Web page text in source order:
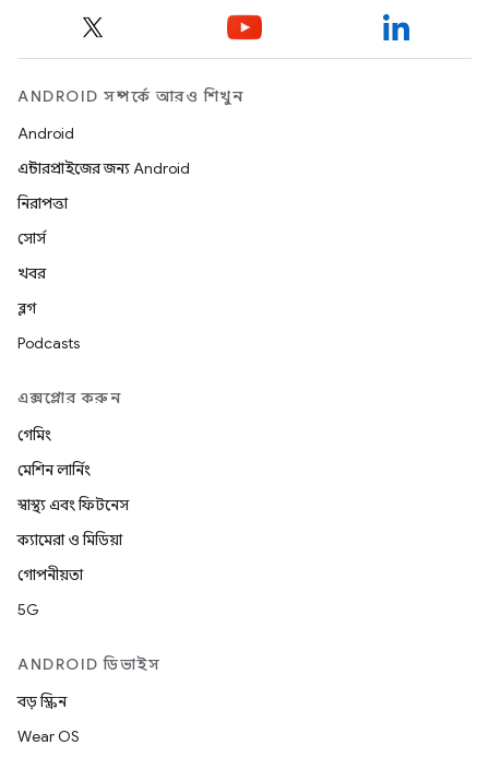
ANDROID সম্পর্কে আরও শিখুন
Android
এন্টারপ্রাইজের জন্য Android
নিরাপত্তা
সোর্স
খবর
ব্লগ
Podcasts
এক্সপ্লোর করুন
গেমিং
মেশিন লার্নিং
স্বাস্থ্য এবং ফিটনেস
ক্যামেরা ও মিডিয়া
গোপনীয়তা
5G
ANDROID ডিভাইস
বড় স্ক্রিন
Wear OS